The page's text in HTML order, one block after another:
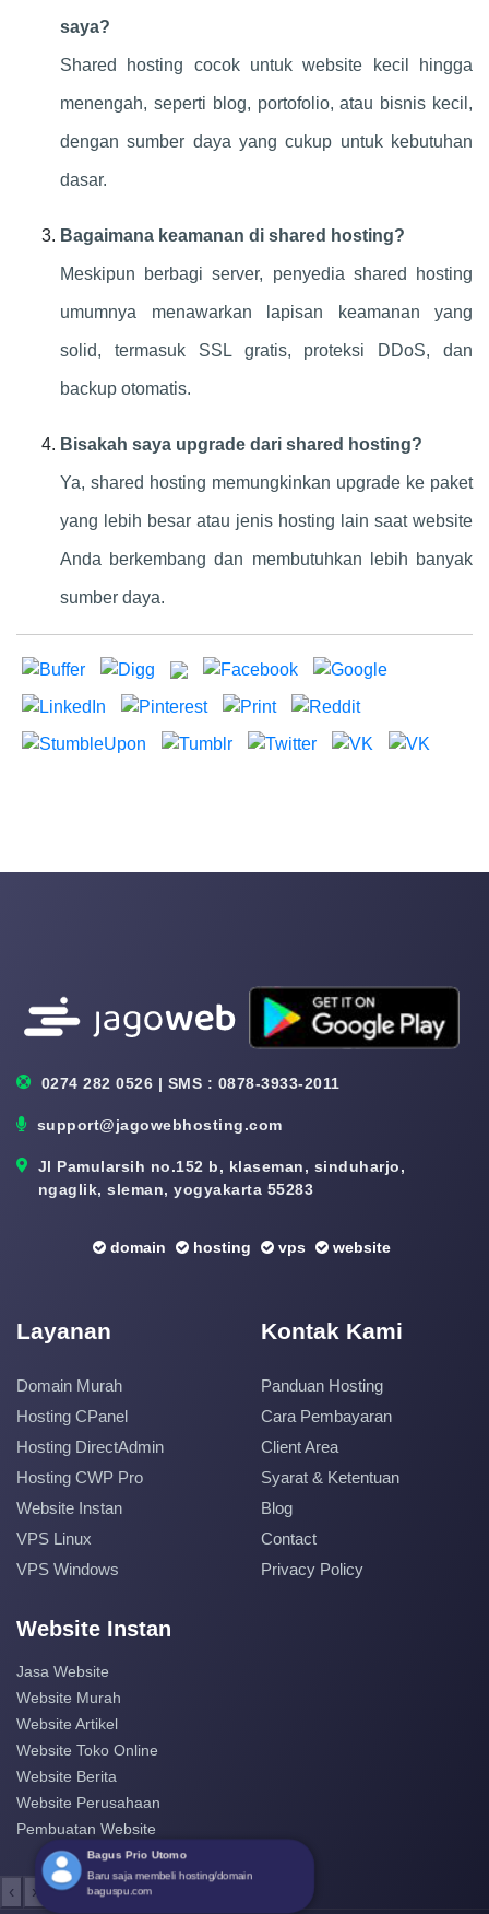
saya?
Shared hosting cocok untuk website kecil hingga
menengah, seperti blog, portofolio, atau bisnis kecil,
dengan sumber daya yang cukup untuk kebutuhan
dasar.
Bagaimana keamanan di shared hosting?
Meskipun berbagi server, penyedia shared hosting
umumnya menawarkan lapisan keamanan yang
solid, termasuk SSL gratis, proteksi DDoS, dan
backup otomatis.
Bisakah saya upgrade dari shared hosting?
Ya, shared hosting memungkinkan upgrade ke paket
yang lebih besar atau jenis hosting lain saat website
Anda berkembang dan membutuhkan lebih banyak
sumber daya.
0274 282 0526 | SMS : 0878-3933-2011
support@jagowebhosting.com
Jl Pamularsih no.152 b, klaseman, sinduharjo,
ngaglik, sleman, yogyakarta 55283
domain hosting vps website
Layanan
Domain Murah
Hosting CPanel
Hosting DirectAdmin
Hosting CWP Pro
Website Instan
VPS Linux
VPS Windows
Kontak Kami
Panduan Hosting
Cara Pembayaran
Client Area
Syarat & Ketentuan
Blog
Contact
Privacy Policy
Website Instan
Jasa Website
Website Murah
Website Artikel
Website Toko Online
Website Berita
Website Perusahaan
Pembuatan Website
‹ ›